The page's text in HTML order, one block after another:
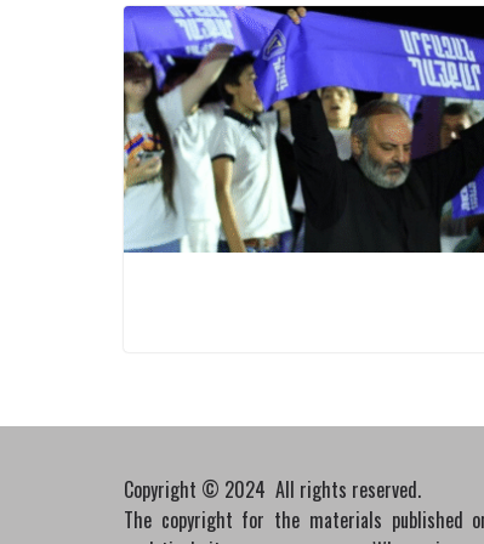
Copyright © 2024 All rights reserved.
The copyright for the materials published